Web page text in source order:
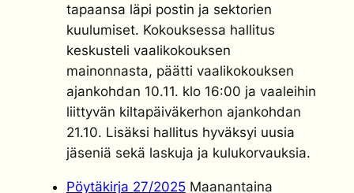
tapaansa läpi postin ja sektorien
kuulumiset. Kokouksessa hallitus
keskusteli vaalikokouksen
mainonnasta, päätti vaalikokouksen
ajankohdan 10.11. klo 16:00 ja vaaleihin
liittyvän kiltapäiväkerhon ajankohdan
21.10. Lisäksi hallitus hyväksyi uusia
jäseniä sekä laskuja ja kulukorvauksia.
Pöytäkirja 27/2025Maanantaina